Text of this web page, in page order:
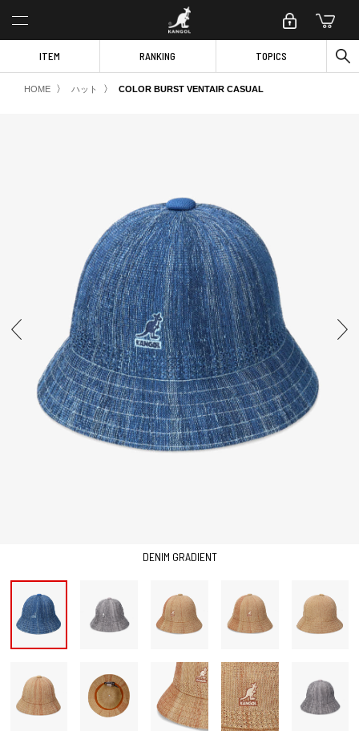
ITEM RANKING TOPICS
HOME 〉 ハット 〉 COLOR BURST VENTAIR CASUAL
DENIM GRADIENT